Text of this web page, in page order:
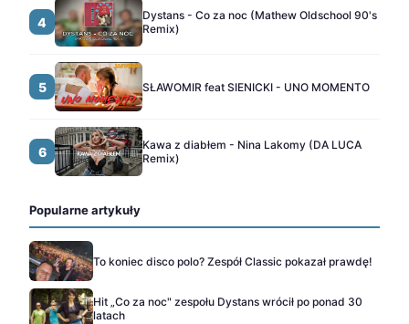
4
Dystans - Co za noc (Mathew Oldschool 90's
Remix)
5 SŁAWOMIR feat SIENICKI - UNO MOMENTO
6
Kawa z diabłem - Nina Lakomy (DA LUCA
Remix)
Popularne artykuły
To koniec disco polo? Zespół Classic pokazał prawdę!
Hit „Co za noc" zespołu Dystans wrócił po ponad 30
latach